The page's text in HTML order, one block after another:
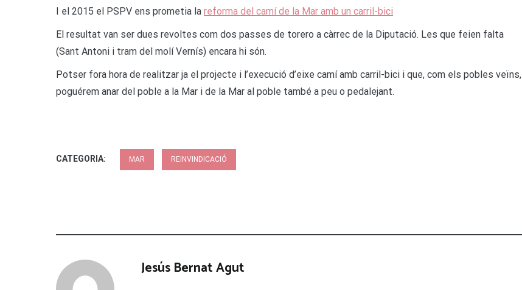
I el 2015 el PSPV ens prometia la reforma del camí de la Mar amb un carril-bici
El resultat van ser dues revoltes com dos passes de torero a càrrec de la Diputació. Les que feien falta
(Sant Antoni i tram del molí Vernís) encara hi són.
Potser fora hora de realitzar ja el projecte i l’execució d’eixe camí amb carril-bici i que, com els pobles veïns,
poguérem anar del poble a la Mar i de la Mar al poble també a peu o pedalejant.
CATEGORIA: MAR REINVINDICACIÓ
Jesús Bernat Agut